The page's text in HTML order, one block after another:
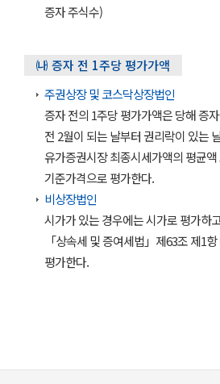
증자 주식수)
㈏ 증자 전 1주당 평가가액
주권상장 및 코스닥상장법인
증자 전의 1주당 평가가액은 당해 증
전 2월이 되는 날부터 권리락이 있는
유가증권시장 최종시세가액의 평균
기준가격으로 평가한다.
비상장법인
시가가 있는 경우에는 시가로 평가하
「상속세 및 증여세법」제63조 제1
평가한다.